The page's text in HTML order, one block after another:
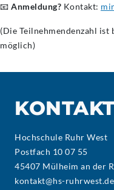
📧 Anmeldung? Kontakt:
(Die Teilnehmendenzahl ist
möglich)
Hochschule Ruhr West
Postfach 10 07 55
45407 Mülheim an der
kontakt@hs-ruhrwest.de